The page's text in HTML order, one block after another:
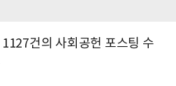
건의 사회공헌 포스팅 수